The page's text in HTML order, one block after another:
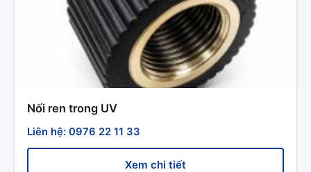
Nối ren trong UV
Liên hệ: 0976 22 11 33
Xem chi tiết